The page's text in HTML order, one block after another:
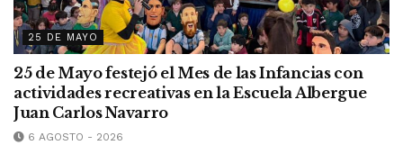
25 DE MAYO
25 de Mayo festejó el Mes de las Infancias con
actividades recreativas en la Escuela Albergue
Juan Carlos Navarro
6 AGOSTO - 2026